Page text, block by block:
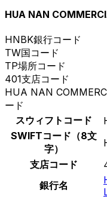
HUA NAN
HNBK銀行コード
TW国コード
TP場所コード
401支店コード
HUA NAN
ード
スウィフトコード
SWIFTコード（8文
字）
支店コード
銀行名